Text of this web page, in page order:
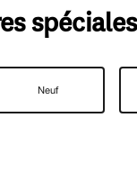
Neuf